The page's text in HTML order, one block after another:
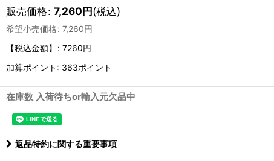
販売価格: 7,260円(税込)
希望小売価格: 7,260円
【税込金額】
: 7260円
加算ポイント: 363ポイント
在庫数 入荷待ちor輸入元欠品中
返品特約に関する重要事項